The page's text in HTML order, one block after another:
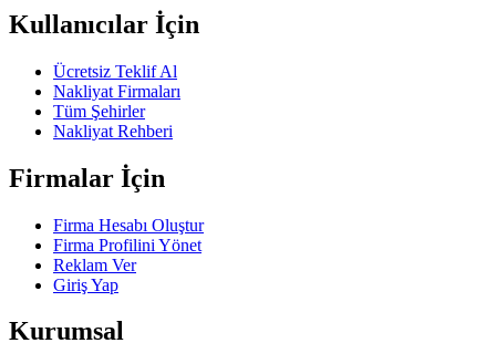
Kullanıcılar İçin
Ücretsiz Teklif Al
Nakliyat Firmaları
Tüm Şehirler
Nakliyat Rehberi
Firmalar İçin
Firma Hesabı Oluştur
Firma Profilini Yönet
Reklam Ver
Giriş Yap
Kurumsal